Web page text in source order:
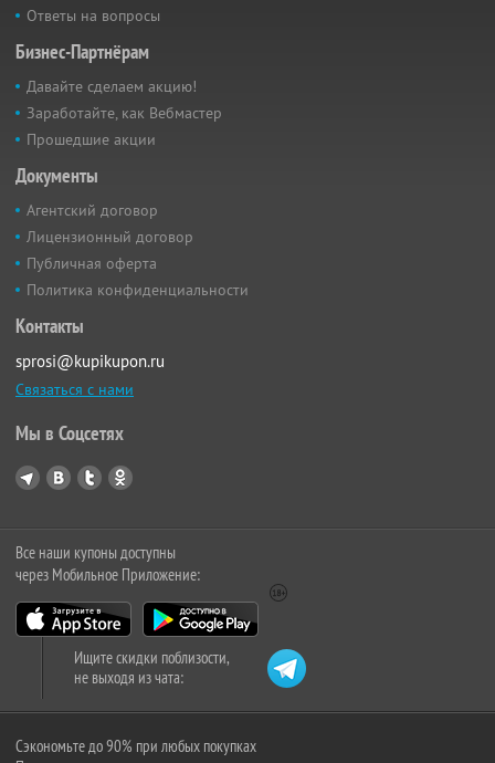
Ответы на вопросы
Бизнес-Партнёрам
Давайте сделаем акцию!
Заработайте, как Вебмастер
Прошедшие акции
Документы
Агентский договор
Лицензионный договор
Публичная оферта
Политика конфиденциальности
Контакты
sprosi@kupikupon.ru
Связаться с нами
Мы в Соцсетях
Все наши купоны доступны
через Мобильное Приложение:
Ищите скидки поблизости,
не выходя из чата:
Сэкономьте до 90% при любых покупках